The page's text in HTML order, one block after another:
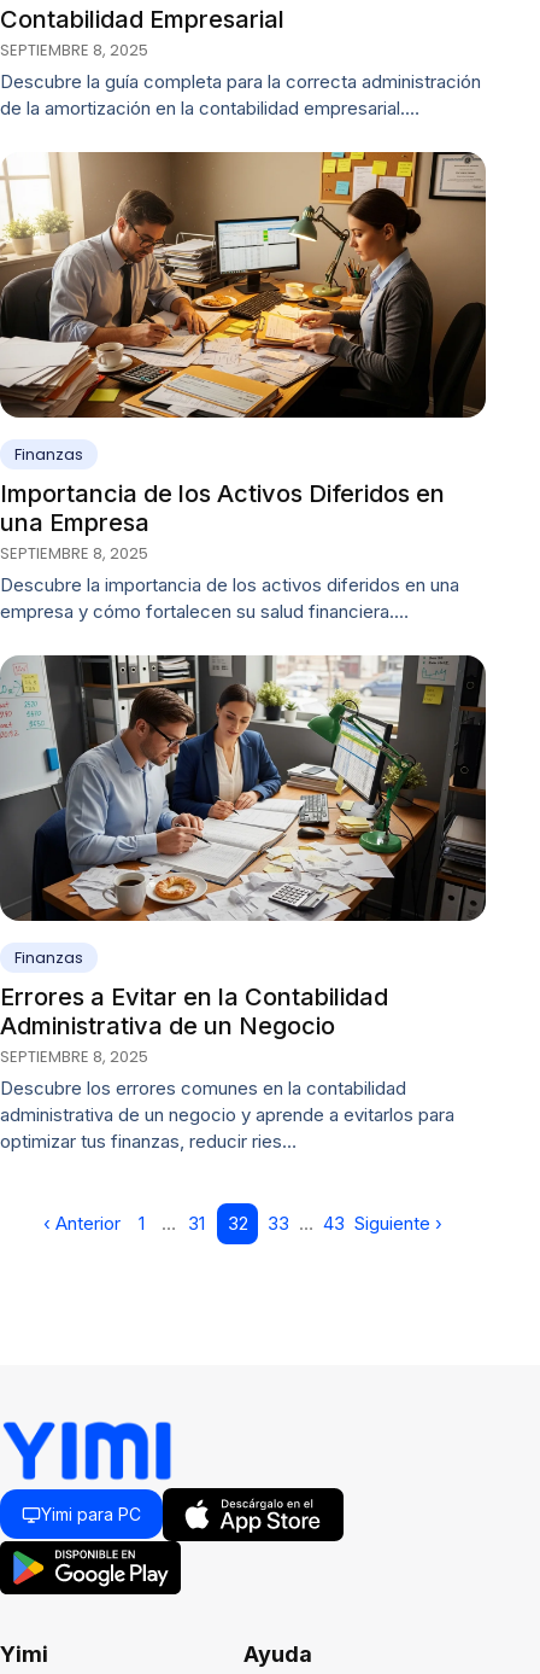
Contabilidad Empresarial
SEPTIEMBRE 8, 2025
Descubre la guía completa para la correcta administración
de la amortización en la contabilidad empresarial.…
Finanzas
Importancia de los Activos Diferidos en
una Empresa
SEPTIEMBRE 8, 2025
Descubre la importancia de los activos diferidos en una
empresa y cómo fortalecen su salud financiera.…
Finanzas
Errores a Evitar en la Contabilidad
Administrativa de un Negocio
SEPTIEMBRE 8, 2025
Descubre los errores comunes en la contabilidad
administrativa de un negocio y aprende a evitarlos para
optimizar tus finanzas, reducir ries…
‹ Anterior 1 … 31 32 33 … 43 Siguiente ›
Yimi para PC
Yimi Ayuda